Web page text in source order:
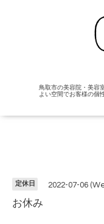
鳥取市の美容院・美容
よい空間でお客様の個
定休日 2022-07-06
お休み